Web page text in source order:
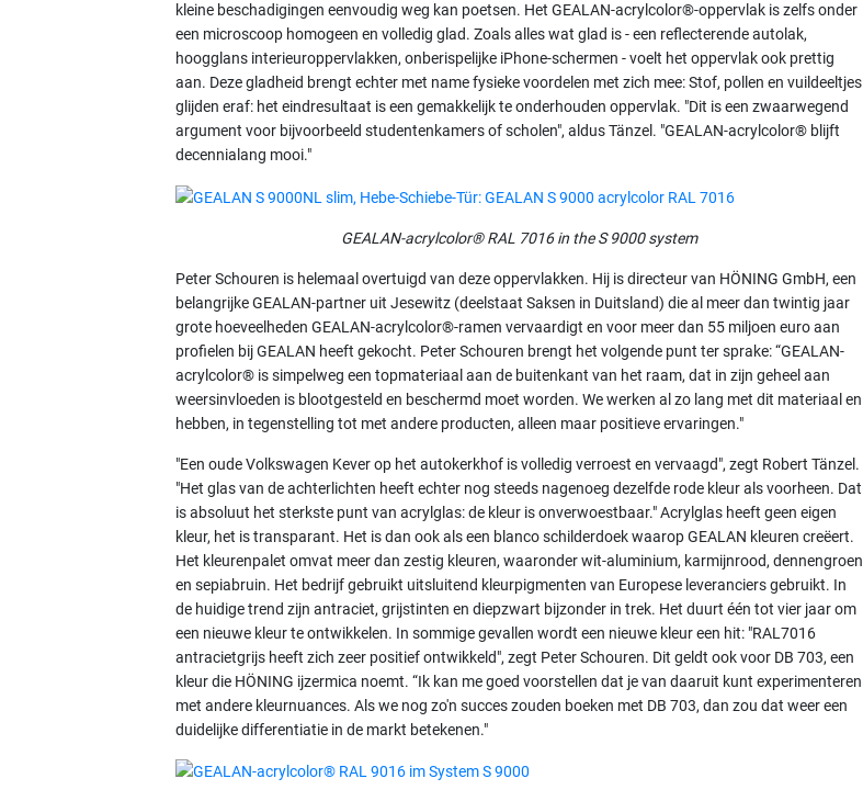
kleine beschadigingen eenvoudig weg kan poetsen. Het GEALAN-acrylcolor®-oppervlak is zelfs onder
een microscoop homogeen en volledig glad. Zoals alles wat glad is - een reflecterende autolak,
hoogglans interieuroppervlakken, onberispelijke iPhone-schermen - voelt het oppervlak ook prettig
aan. Deze gladheid brengt echter met name fysieke voordelen met zich mee: Stof, pollen en vuildeeltjes
glijden eraf: het eindresultaat is een gemakkelijk te onderhouden oppervlak. "Dit is een zwaarwegend
argument voor bijvoorbeeld studentenkamers of scholen", aldus Tänzel. "GEALAN-acrylcolor® blijft
decennialang mooi."
GEALAN-acrylcolor® RAL 7016 in the S 9000 system
Peter Schouren is helemaal overtuigd van deze oppervlakken. Hij is directeur van HÖNING GmbH, een
belangrijke GEALAN-partner uit Jesewitz (deelstaat Saksen in Duitsland) die al meer dan twintig jaar
grote hoeveelheden GEALAN-acrylcolor®-ramen vervaardigt en voor meer dan 55 miljoen euro aan
profielen bij GEALAN heeft gekocht. Peter Schouren brengt het volgende punt ter sprake: “GEALAN-
acrylcolor® is simpelweg een topmateriaal aan de buitenkant van het raam, dat in zijn geheel aan
weersinvloeden is blootgesteld en beschermd moet worden. We werken al zo lang met dit materiaal en
hebben, in tegenstelling tot met andere producten, alleen maar positieve ervaringen."
"Een oude Volkswagen Kever op het autokerkhof is volledig verroest en vervaagd", zegt Robert Tänzel.
"Het glas van de achterlichten heeft echter nog steeds nagenoeg dezelfde rode kleur als voorheen. Dat
is absoluut het sterkste punt van acrylglas: de kleur is onverwoestbaar." Acrylglas heeft geen eigen
kleur, het is transparant. Het is dan ook als een blanco schilderdoek waarop GEALAN kleuren creëert.
Het kleurenpalet omvat meer dan zestig kleuren, waaronder wit-aluminium, karmijnrood, dennengroen
en sepiabruin. Het bedrijf gebruikt uitsluitend kleurpigmenten van Europese leveranciers gebruikt. In
de huidige trend zijn antraciet, grijstinten en diepzwart bijzonder in trek. Het duurt één tot vier jaar om
een nieuwe kleur te ontwikkelen. In sommige gevallen wordt een nieuwe kleur een hit: "RAL7016
antracietgrijs heeft zich zeer positief ontwikkeld", zegt Peter Schouren. Dit geldt ook voor DB 703, een
kleur die HÖNING ijzermica noemt. “Ik kan me goed voorstellen dat je van daaruit kunt experimenteren
met andere kleurnuances. Als we nog zo'n succes zouden boeken met DB 703, dan zou dat weer een
duidelijke differentiatie in de markt betekenen."